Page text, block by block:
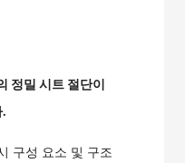
정밀 시트 절단이
구성 요소 및 구조